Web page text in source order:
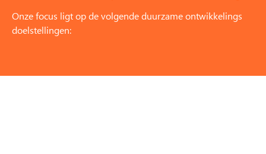
Onze focus ligt op de volgende duurzame ontwikkelings
doelstellingen: